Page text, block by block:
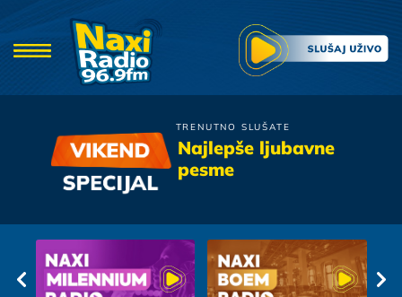
TRENUTNO SLUŠATE
Najlepše ljubavne
pesme
Bojan Marovic